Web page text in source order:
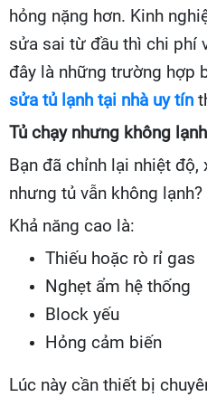
hỏng nặng hơn. Kinh
sửa sai từ đầu thì chi phí
đây là những trường hợp
sửa tủ lạnh tại nhà uy tín
Tủ chạy nhưng không
Bạn đã chỉnh lại nhiệt
nhưng tủ vẫn không lạnh?
Khả năng cao là:
Thiếu hoặc rò rỉ gas
Nghẹt ẩm hệ thống
Block yếu
Hỏng cảm biến
Lúc này cần thiết bị